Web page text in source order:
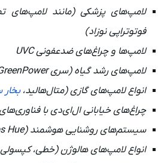
لامپ‌های پزشکی (مانند لامپ‌های
فوتوتراپی نوزاد)
لامپ‌ها و چراغ‌های ضدعفونی UVC
لامپ‌های رشد گیاه (سری GreenPower و HortiLED)
انواع لامپ‌های گازی (متال‌هالید،
چراغ‌های خیابانی ال‌ای‌دی با
سیستم‌های روشنایی هوشمند (Philips Hue و Interact City)
انواع لامپ‌های هالوژن (خطی،